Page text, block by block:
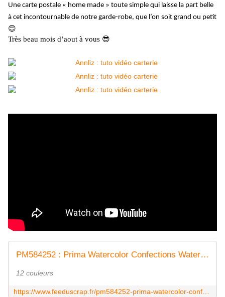
Une carte postale « home made » toute simple qui laisse la part belle
à cet incontournable de notre garde-robe, que l’on soit grand ou petit
😊
Très beau mois d’aout à vous 😎
PM584252 : Prima Watercolor Confections Watercolo FEE DU SCRAP
12 couleurs